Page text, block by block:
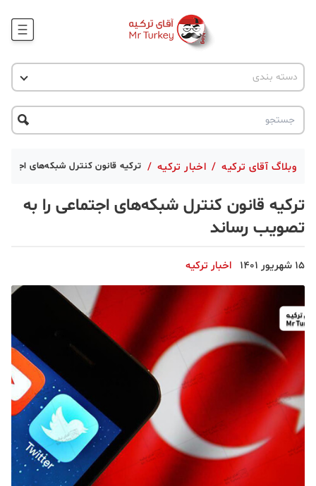
وبلاگ
جاذبه گردشگری
دسته بندی
اخبار ترکیه
پروژه ها
تحصیل در ترکیه
ترکیه گردی
قبرس
وبلاگ آقای ترکیه / اخبار ترکیه / ترکیه قانون کنترل شبکه‌های
ترکیه قانون کنترل شبکه‌های اجتماعی را به
تصویب رساند
15 شهریور 1401 اخبار ترکیه